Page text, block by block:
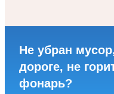
Не убран
дороге, не
фонарь?